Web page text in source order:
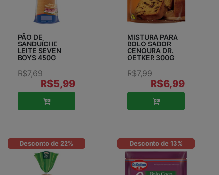
PÃO DE
SANDUÍCHE
LEITE SEVEN
BOYS 450G
R$7,69
R$5,99
MISTURA PARA
BOLO SABOR
CENOURA DR.
OETKER 300G
R$7,99
R$6,99
Desconto de 22% Desconto de 13%